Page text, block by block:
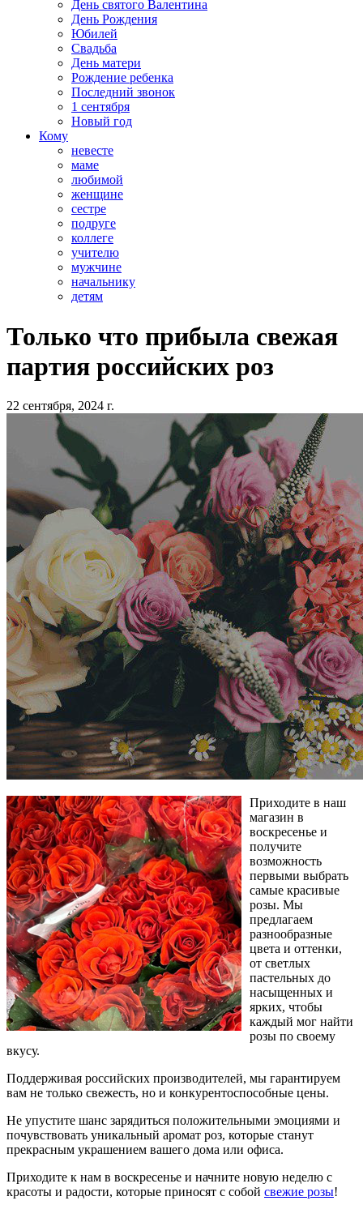
День святого Валентина
День Рождения
Юбилей
Свадьба
День матери
Рождение ребенка
Последний звонок
1 сентября
Новый год
Кому
невесте
маме
любимой
женщине
сестре
подруге
коллеге
учителю
мужчине
начальнику
детям
Только что прибыла свежая
партия российских роз
22 сентября, 2024 г.
Приходите в наш
магазин в
воскресенье и
получите
возможность
первыми выбрать
самые красивые
розы. Мы
предлагаем
разнообразные
цвета и оттенки,
от светлых
пастельных до
насыщенных и
ярких, чтобы
каждый мог найти
розы по своему
вкусу.
Поддерживая российских производителей, мы гарантируем
вам не только свежесть, но и конкурентоспособные цены.
Не упустите шанс зарядиться положительными эмоциями и
почувствовать уникальный аромат роз, которые станут
прекрасным украшением вашего дома или офиса.
Приходите к нам в воскресенье и начните новую неделю с
красоты и радости, которые приносят с собой свежие розы!